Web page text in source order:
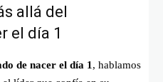
allá del
el día 1
de nacer el día 1 , hablamos